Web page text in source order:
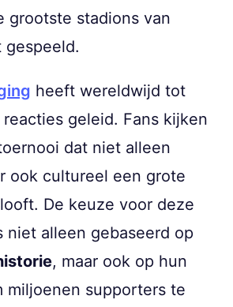
grootste stadions van
gespeeld.
heeft wereldwijd tot
geleid. Fans kijken
dat niet alleen
ook cultureel een grote
De keuze voor deze
niet alleen gebaseerd op
, maar ook op hun
miljoenen supporters te